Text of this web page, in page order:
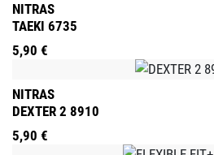
NITRAS
TAEKI 6735
5,90 €
NITRAS
DEXTER 2 8910
5,90 €